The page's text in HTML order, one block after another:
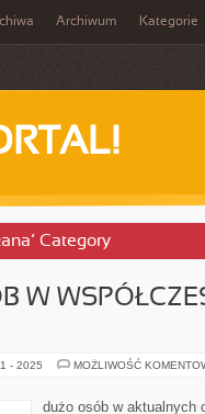
Archiwum Kategorie
Category
W
- 2025 MOŻLIWOŚĆ
dużo osób w aktualnych